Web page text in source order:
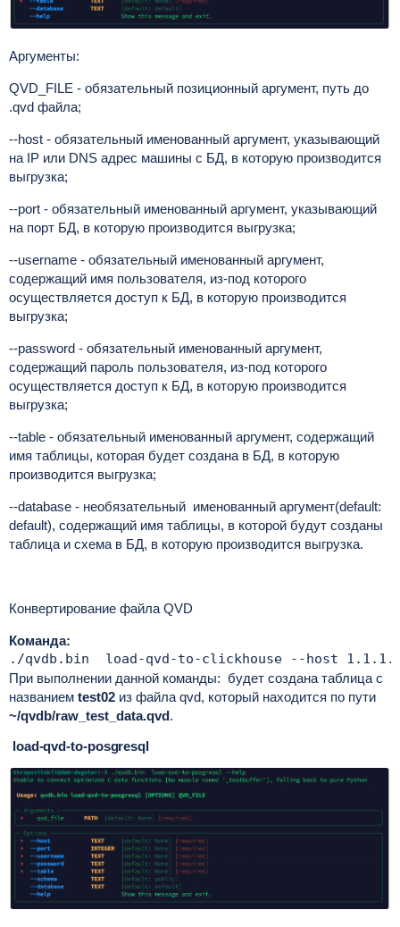
Аргументы:
QVD_FILE - обязательный позиционный аргумент, путь до
.qvd файла;
--host - обязательный именованный аргумент, указывающий
на IP или DNS адрес машины с БД, в которую производится
выгрузка;
--port - обязательный именованный аргумент, указывающий
на порт БД, в которую производится выгрузка;
--username - обязательный именованный аргумент,
содержащий имя пользователя, из-под которого
осуществляется доступ к БД, в которую производится
выгрузка;
--password - обязательный именованный аргумент,
содержащий пароль пользователя, из-под которого
осуществляется доступ к БД, в которую производится
выгрузка;
--table - обязательный именованный аргумент, содержащий
имя таблицы, которая будет создана в БД, в которую
производится выгрузка;
--database - необязательный именованный аргумент(default:
default), содержащий имя таблицы, в которой будут созданы
таблица и схема в БД, в которую производится выгрузка.
Конвертирование файла QVD
Команда:
./qvdb.bin  load-qvd-to-clickhouse --host 1.1.1.1
При выполнении данной команды: будет создана таблица с
названием test02 из файла qvd, который находится по пути
~/qvdb/raw_test_data.qvd.
load-qvd-to-posgresql